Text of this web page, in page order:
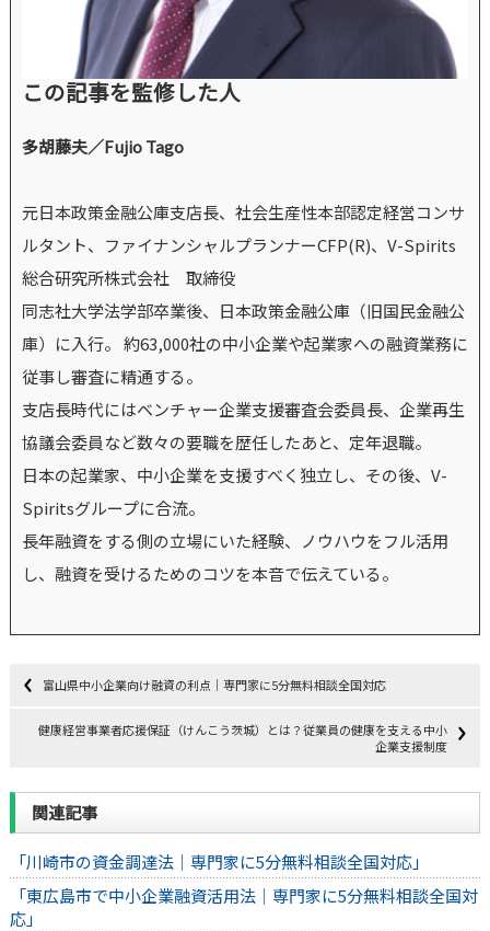
この記事を監修した人
多胡藤夫／Fujio Tago
元日本政策金融公庫支店長、社会生産性本部認定経営コンサ
ルタント、ファイナンシャルプランナーCFP(R)、V-Spirits
総合研究所株式会社 取締役
同志社大学法学部卒業後、日本政策金融公庫（旧国民金融公
庫）に入行。 約63,000社の中小企業や起業家への融資業務に
従事し審査に精通する。
支店長時代にはベンチャー企業支援審査会委員長、企業再生
協議会委員など数々の要職を歴任したあと、定年退職。
日本の起業家、中小企業を支援すべく独立し、その後、V-
Spiritsグループに合流。
長年融資をする側の立場にいた経験、ノウハウをフル活用
し、融資を受けるためのコツを本音で伝えている。
富山県中小企業向け融資の利点｜専門家に5分無料相談全国対応
健康経営事業者応援保証（けんこう茨城）とは？従業員の健康を支える中小
企業支援制度
関連記事
「川崎市の資金調達法｜専門家に5分無料相談全国対応」
「東広島市で中小企業融資活用法｜専門家に5分無料相談全国対
応」